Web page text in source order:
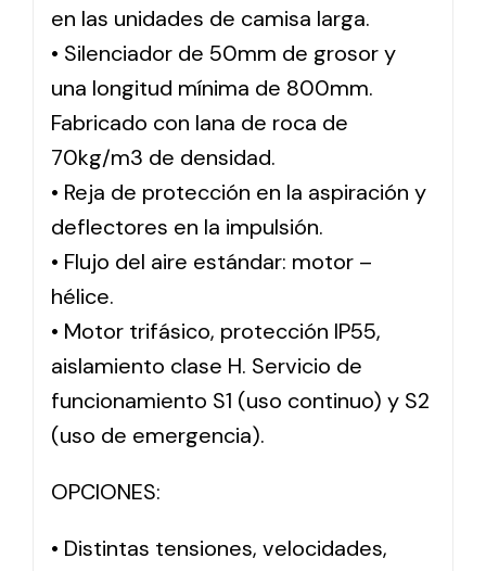
en las unidades de camisa larga.
• Silenciador de 50mm de grosor y
una longitud mínima de 800mm.
Fabricado con lana de roca de
70kg/m3 de densidad.
• Reja de protección en la aspiración y
deflectores en la impulsión.
• Flujo del aire estándar: motor –
hélice.
• Motor trifásico, protección IP55,
aislamiento clase H. Servicio de
funcionamiento S1 (uso continuo) y S2
(uso de emergencia).
OPCIONES:
• Distintas tensiones, velocidades,